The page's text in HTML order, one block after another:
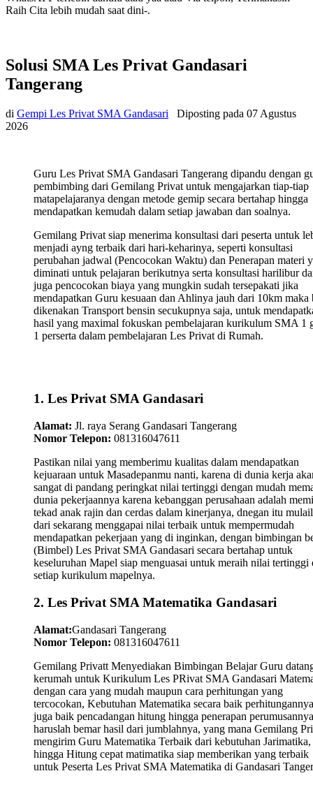
Raih Cita lebih mudah saat dini-.
Solusi SMA Les Privat Gandasari
Tangerang
di Gempi Les Privat SMA Gandasari Diposting pada 07 Agustus
2026
Guru Les Privat SMA Gandasari Tangerang dipandu dengan
pembimbing dari Gemilang Privat untuk mengajarkan tiap-tiap
matapelajaranya dengan metode gemip secara bertahap hingga
mendapatkan kemudah dalam setiap jawaban dan soalnya.
Gemilang Privat siap menerima konsultasi dari peserta untuk
menjadi ayng terbaik dari hari-keharinya, seperti konsultasi
perubahan jadwal (Pencocokan Waktu) dan Penerapan materi
diminati untuk pelajaran berikutnya serta konsultasi harilibur
juga pencocokan biaya yang mungkin sudah tersepakati jika
mendapatkan Guru kesuaan dan Ahlinya jauh dari 10km maka
dikenakan Transport bensin secukupnya saja, untuk
hasil yang maximal fokuskan pembelajaran kurikulum SMA 1
1 perserta dalam pembelajaran Les Privat di Rumah.
1. Les Privat SMA Gandasari
Alamat: Jl. raya Serang Gandasari Tangerang
Nomor Telepon: 081316047611
Pastikan nilai yang memberimu kualitas dalam mendapatkan
kejuaraan untuk Masadepanmu nanti, karena di dunia kerja
sangat di pandang peringkat nilai tertinggi dengan mudah
dunia pekerjaannya karena kebanggan perusahaan adalah
tekad anak rajin dan cerdas dalam kinerjanya, dnegan itu
dari sekarang menggapai nilai terbaik untuk mempermudah
mendapatkan pekerjaan yang di inginkan, dengan bimbingan
(Bimbel) Les Privat SMA Gandasari secara bertahap untuk
keseluruhan Mapel siap menguasai untuk meraih nilai tertinggi
setiap kurikulum mapelnya.
2. Les Privat SMA Matematika Gandasari
Alamat:Gandasari Tangerang
Nomor Telepon: 081316047611
Gemilang Privatt Menyediakan Bimbingan Belajar Guru
kerumah untuk Kurikulum Les PRivat SMA Gandasari
dengan cara yang mudah maupun cara perhitungan yang
tercocokan, Kebutuhan Matematika secara baik
juga baik pencadangan hitung hingga penerapan perumusannya
haruslah bemar hasil dari jumblahnya, yang mana Gemilang
mengirim Guru Matematika Terbaik dari kebutuhan Jarimatika,
hingga Hitung cepat matimatika siap memberikan yang terbaik
untuk Peserta Les Privat SMA Matematika di Gandasari